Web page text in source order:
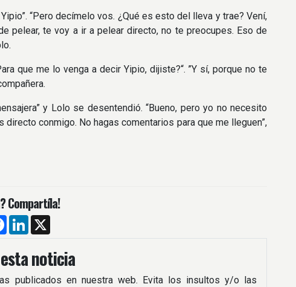
“Pero decímelo vos. ¿Qué es esto del lleva y trae? Vení,
pelear, te voy a ir a pelear directo, no te preocupes. Eso de
que me lo venga a decir Yipio, dijiste?“. ”Y sí, porque no te
y Lolo se desentendió. “Bueno, pero yo no necesito
conmigo. No hagas comentarios para que me lleguen”,
Compartíla!
Facebook
LinkedIn
noticia
publicados en nuestra web. Evita los insultos y/o las